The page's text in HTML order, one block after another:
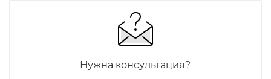
Нужна консультация?